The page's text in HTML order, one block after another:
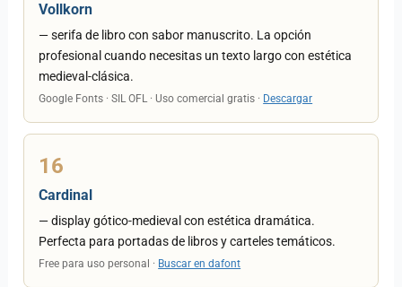
Vollkorn
— serifa de libro con sabor manuscrito. La opción
profesional cuando necesitas un texto largo con estética
medieval-clásica.
Google Fonts · SIL OFL · Uso comercial gratis · Descargar
16
Cardinal
— display gótico-medieval con estética dramática.
Perfecta para portadas de libros y carteles temáticos.
Free para uso personal · Buscar en dafont